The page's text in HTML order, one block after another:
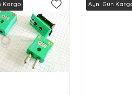
Kargo Aynı Gün